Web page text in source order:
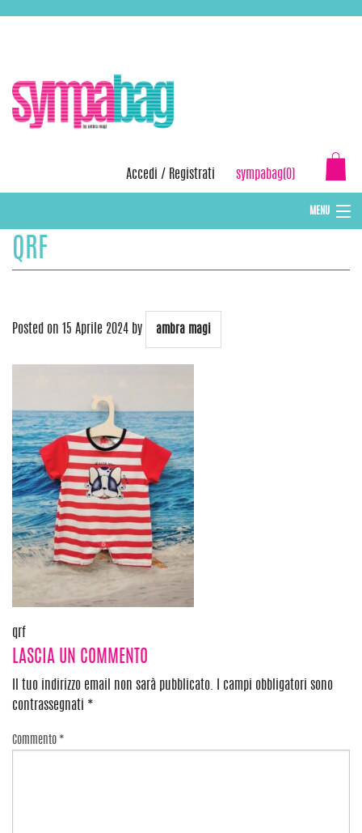
Accedi / Registrati sympabag(0)
MENU
CAPPELLI INVERNALI DONNA
QRF
Posted on 15 Aprile 2024 by ambra magi
Navigazione
articoli
qrf
LASCIA UN COMMENTO
Il tuo indirizzo email non sarà pubblicato.
I campi obbligatori sono
contrassegnati *
Commento *